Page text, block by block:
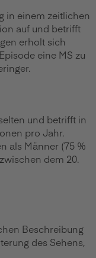
in einem zeitlichen
auf und betrifft
erholt sich
eine MS zu
und betrifft in
pro Jahr.
als Männer (75 %
dem 20.
Beschreibung
des Sehens,